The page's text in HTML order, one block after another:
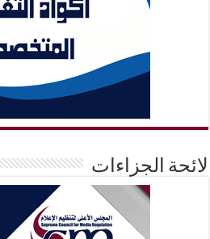
لائحة الجزاءات